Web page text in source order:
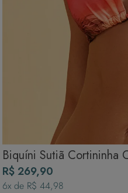
Biquíni Sutiã Cortininha
R$ 269,90
6x de R$ 44,98